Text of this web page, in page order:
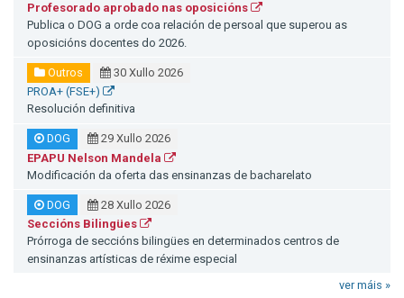
Profesorado aprobado nas oposicións
Publica o DOG a orde coa relación de persoal que superou as
oposicións docentes do 2026.
Outros
30 Xullo 2026
PROA+ (FSE+)
Resolución definitiva
DOG
29 Xullo 2026
EPAPU Nelson Mandela
Modificación da oferta das ensinanzas de bacharelato
DOG
28 Xullo 2026
Seccións Bilingües
Prórroga de seccións bilingües en determinados centros de
ensinanzas artísticas de réxime especial
ver máis »